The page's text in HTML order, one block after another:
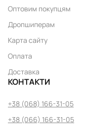
Оптовим покупцям
Дропшиперам
Карта сайту
Оплата
Доставка
КОНТАКТИ
+38 (068) 166-31-05
+38 (066) 166-31-05